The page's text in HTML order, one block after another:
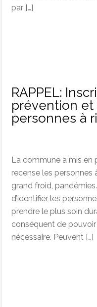
par […]
RAPPEL:
prévention
personnes à
La commune a mis en
recense les personnes
grand froid,
d’identifier les
prendre le plus soin
conséquent de
nécessaire. Peuvent […]